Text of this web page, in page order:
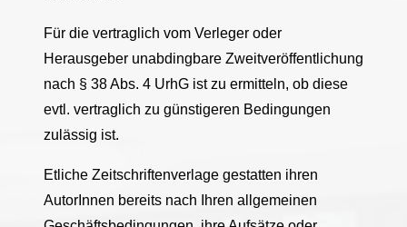
Für die vertraglich vom Verleger oder
Herausgeber unabdingbare Zweitveröffentlichung
nach § 38 Abs. 4 UrhG ist zu ermitteln, ob diese
evtl. vertraglich zu günstigeren Bedingungen
zulässig ist.
Etliche Zeitschriftenverlage gestatten ihren
AutorInnen bereits nach Ihren allgemeinen